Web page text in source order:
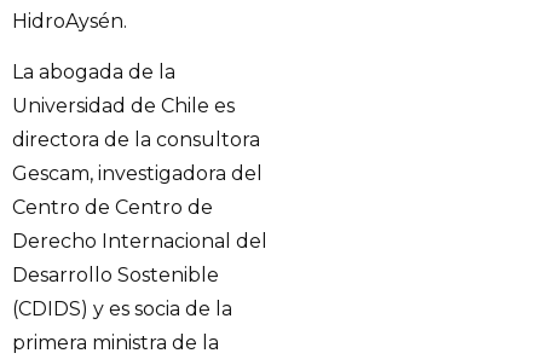
HidroAysén.
La abogada de la
Universidad de Chile es
directora de la consultora
Gescam, investigadora del
Centro de Centro de
Derecho Internacional del
Desarrollo Sostenible
(CDIDS) y es socia de la
primera ministra de la